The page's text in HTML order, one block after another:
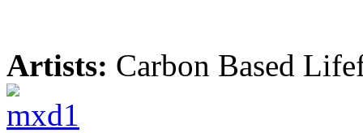
Artists: Carbon Based